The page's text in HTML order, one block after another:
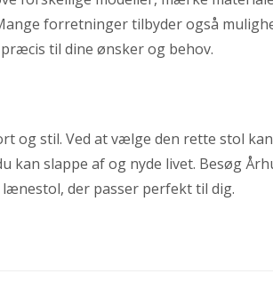
forretninger tilbyder også
til dine ønsker og behov.
og stil. Ved at vælge den rette stol
slappe af og nyde livet. Besøg
der passer perfekt til dig.